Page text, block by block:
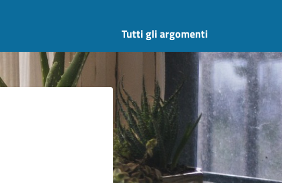
Tutti gli argomenti